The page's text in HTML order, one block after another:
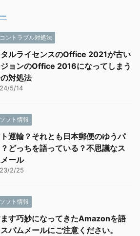
ントラブル対処法
ルライセンスのOffice 2021が古い
ョンのOffice 2016になってしまう
対処法
5/14
フト情報
運輸？それとも日本郵便のゆうパ
どっちを語っている？不思議なス
ール
2/25
フト情報
ます巧妙になってきたAmazonを語
パムメールにご注意ください。